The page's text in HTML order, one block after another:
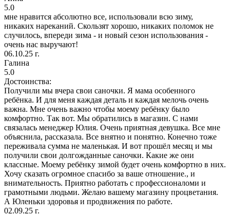
5.0
мне нравится абсолютно все, использовали всю зиму,
никаких нареканий. Скользят хорошо, никаких поломок не
случилось, впереди зима - и новый сезон использования -
очень нас выручают!
06.10.25 г.
Галина
5.0
Достоинства:
Получили мы вчера свои саночки. Я мама особенного
ребёнка. И для меня каждая деталь и каждая мелочь очень
важна. Мне очень важно чтобы моему ребёнку было
комфортно. Так вот. Мы обратились в магазин. С нами
связалась менеджер Юлия. Очень приятная девушка. Все мне
объяснила, рассказала. Все внятно и понятно. Конечно тоже
переживала сумма не маленькая. И вот прошёл месяц и мы
получили свои долгожданные саночки. Какие же они
классные. Моему ребёнку зимой будет очень комфортно в них.
Хочу сказать огромное спасибо за ваше отношение., и
внимательность. Приятно работать с профессионаломи и
грамотными людьми. Желаю вашему магазину процветания.
А Юленьки здоровья и продвижения по работе.
02.09.25 г.